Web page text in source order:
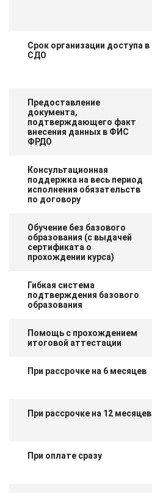
Срок организации доступа в
СДО
Предоставление
документа,
подтверждающего факт
внесения данных в ФИС
ФРДО
Консультационная
поддержка на весь период
исполнения обязательств
по договору
Обучение без базового
образования (с выдачей
сертификата о
прохождении курса)
Гибкая система
подтверждения базового
образования
Помощь с прохождением
итоговой аттестации
При рассрочке на 6 месяцев
При рассрочке на 12 месяцев
При оплате сразу